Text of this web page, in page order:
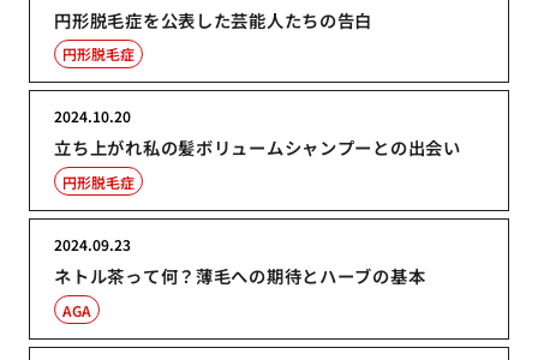
円形脱毛症を公表した芸能人たちの告白
円形脱毛症
立ち上がれ私の髪ボリュームシャンプーとの出会い
2024.10.20
円形脱毛症
ネトル茶って何？薄毛への期待とハーブの基本
2024.09.23
AGA